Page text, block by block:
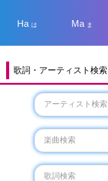
Haは Ma ま
歌詞・アーティスト検索